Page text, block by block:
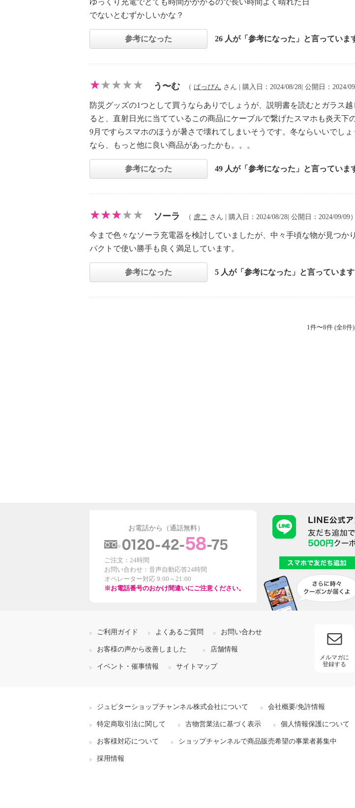
でないとむずかしいかな？
参考になった 26 人が「参考になった」と言っていま
う〜む （ ぱっぴん さん | 購入日：2024/08/28| 公開日：2024/09/
防災グッズの1つとして買うならありでしょうが、説明書を読むとガラス
ると、直射日光に当てているこの商品にケーブルで繋げたスマホも炎天
9月ですらスマホのほうが暑さで壊れてしまいそうです。冬ならいいでし
なら、もっと他に良い商品があったかも。。。
参考になった 49 人が「参考になった」と言っていま
ソーラ （ 虎こ さん | 購入日：2024/08/28| 公開日：2024/09/09）
今まで色々なソーラ充電器を検討していましたが、中々手頃な物が見つ
パクトで使い勝手も良く満足しています。
参考になった 5 人が「参考になった」と言っています
1件〜8件 (全8件)
お電話から（通話無料）
ご注文：24時間
お問い合わせ：音声自動応答24時間
オペレーター対応 9:00～21:00
※お電話番号のおかけ間違いにご注意ください。
ご利用ガイド よくあるご質問 お問い合わせ
お客様の声から改善しました 店舗情報
イベント・催事情報 サイトマップ
メルマガに
登録する
ジュピターショップチャンネル株式会社について 会社概要/免許情報
特定商取引法に関して 古物営業法に基づく表示 個人情報保護について
お客様対応について ショップチャンネルで商品販売希望の事業者募集中
採用情報